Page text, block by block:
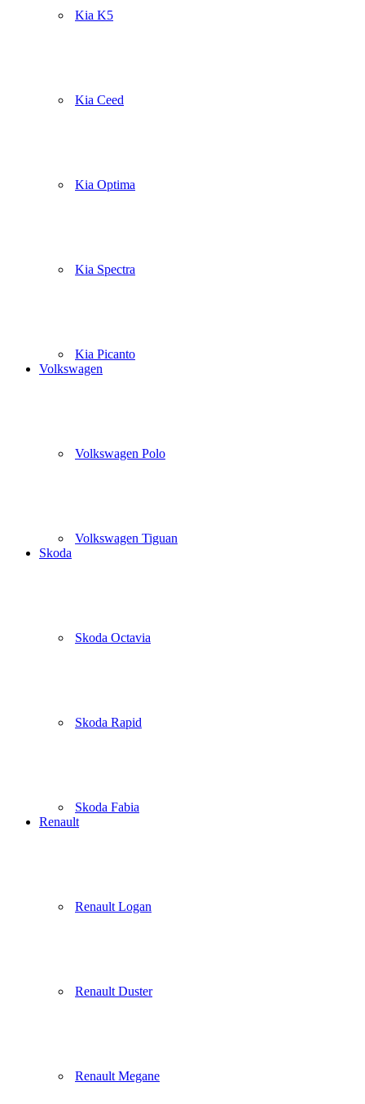
Kia K5
Kia Ceed
Kia Optima
Kia Spectra
Kia Picanto
Volkswagen
Volkswagen Polo
Volkswagen Tiguan
Skoda
Skoda Octavia
Skoda Rapid
Skoda Fabia
Renault
Renault Logan
Renault Duster
Renault Megane